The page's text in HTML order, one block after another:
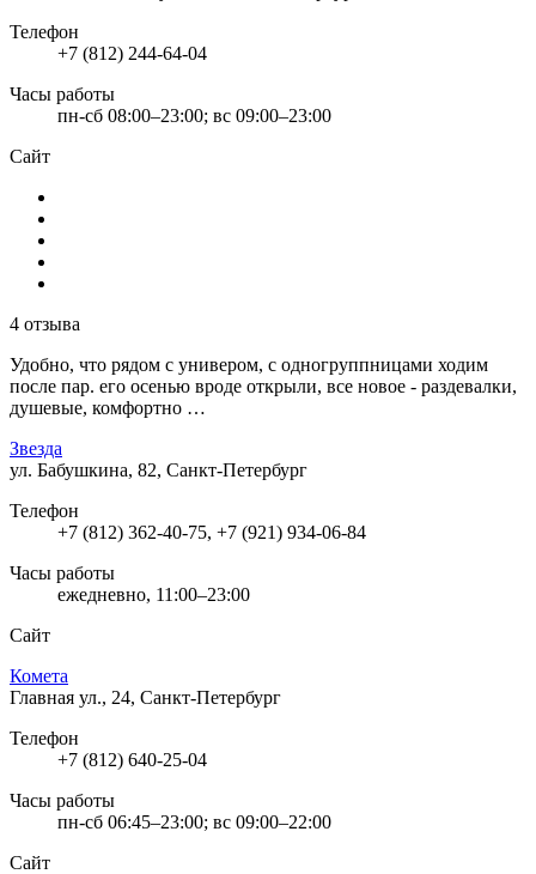
Телефон
+7 (812) 244-64-04
Часы работы
пн-сб 08:00–23:00; вс 09:00–23:00
Сайт
4 отзыва
Удобно, что рядом с универом, с одногруппницами ходим
после пар. его осенью вроде открыли, все новое - раздевалки,
душевые, комфортно …
Звезда
ул. Бабушкина, 82, Санкт-Петербург
Телефон
+7 (812) 362-40-75, +7 (921) 934-06-84
Часы работы
ежедневно, 11:00–23:00
Сайт
Комета
Главная ул., 24, Санкт-Петербург
Телефон
+7 (812) 640-25-04
Часы работы
пн-сб 06:45–23:00; вс 09:00–22:00
Сайт